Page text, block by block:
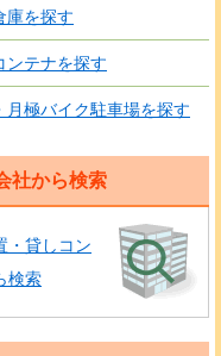
庫を探す
ンテナを探す
極バイク駐車場を探す
社から検索
・貸しコン
検索